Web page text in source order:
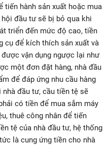
tiến hành sản xuất hoặc mua
đầu tư sẽ bị bỏ qua khi
triển đến mức độ cao, tiền
cụ để kích thích sản xuất và
vận dụng ngược lại như
một đơn đặt hàng, nhà đầu
để đáp ứng nhu cầu hàng
đầu tư, cầu tiền tệ sẽ
có tiền để mua sắm máy
thuê công nhân để tiến
tệ của nhà đầu tư, hệ thống
là cung ứng tiền cho nhà